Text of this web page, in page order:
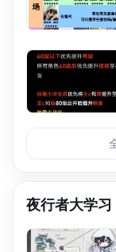
夜行者大学习